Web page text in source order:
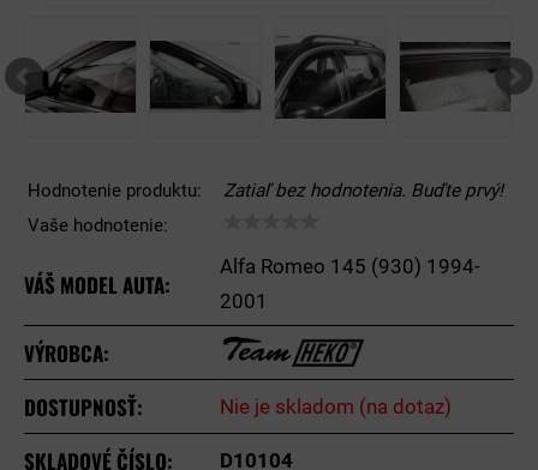
Hodnotenie produktu:
Zatiaľ bez hodnotenia. Buďte prvý!
Vaše hodnotenie:
VÁŠ MODEL AUTA:
Alfa Romeo 145 (930) 1994-
2001
VÝROBCA:
DOSTUPNOSŤ:
Nie je skladom (na dotaz)
SKLADOVÉ ČÍSLO: D10104